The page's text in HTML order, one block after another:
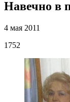
Навечно в
4 мая 2011
1752